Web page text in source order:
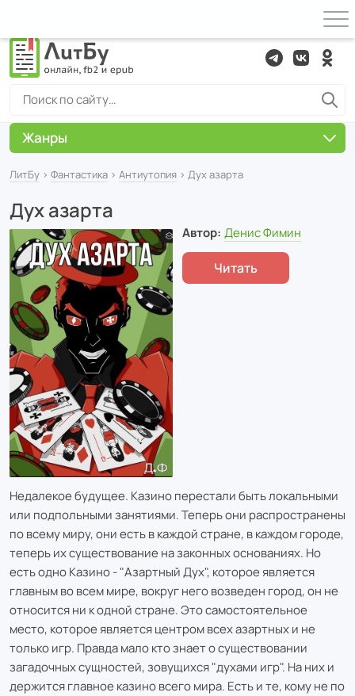
ЛитБу › Фантастика › Антиутопия › Дух азарта
Дух азарта
Автор: Денис Фимин
Читать
Недалекое будущее. Казино перестали быть локальными
или подпольными занятиями. Теперь они распространены
по всему миру, они есть в каждой стране, в каждом городе,
теперь их существование на законных основаниях. Но
есть одно Казино - "Азартный Дух", которое является
главным во всем мире, вокруг него возведен город, он не
относится ни к одной стране. Это самостоятельное
место, которое является центром всех азартных и не
только игр. Правда мало кто знает о существовании
загадочных сущностей, зовущихся "духами игр". На них и
держится главное казино всего мира. Есть и те, кому не по
Жанры